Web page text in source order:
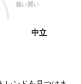
強い買い
中立